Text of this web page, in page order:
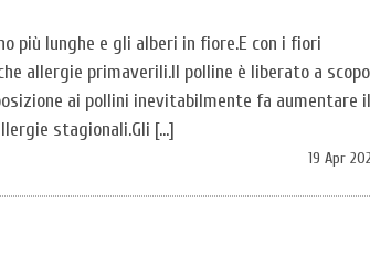
più lunghe e gli alberi in fiore.E con i fiori
allergie primaverili.Il polline è liberato a scopo
ai pollini inevitabilmente fa aumentare il
stagionali.Gli […]
19 Apr